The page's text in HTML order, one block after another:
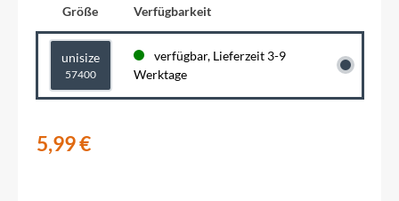
Größe Verfügbarkeit
unisize
57400
verfügbar, Lieferzeit 3-9
Werktage
5,99 €